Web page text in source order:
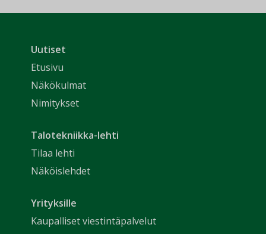
Uutiset
Etusivu
Näkökulmat
Nimitykset
Talotekniikka-lehti
Tilaa lehti
Näköislehdet
Yrityksille
Kaupalliset viestintäpalvelut